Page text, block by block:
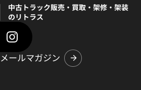
中古トラック販売・買取・架修・架装
のリトラス
メールマガジン